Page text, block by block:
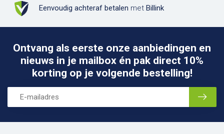
Eenvoudig achteraf betalen met Billink
Ontvang als eerste onze aanbiedingen en
nieuws in je mailbox én pak direct 10%
korting op je volgende bestelling!